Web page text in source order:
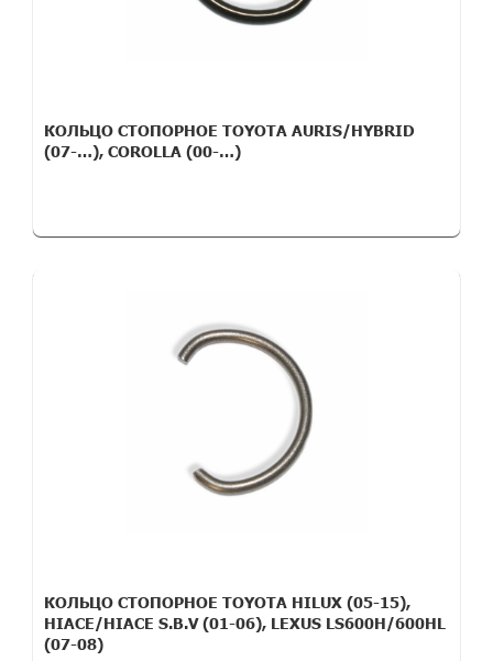
КОЛЬЦО СТОПОРНОЕ TOYOTA AURIS/HYBRID
(07-…), COROLLA (00-…)
КОЛЬЦО СТОПОРНОЕ TOYOTA HILUX (05-15),
HIACE/HIACE S.B.V (01-06), LEXUS LS600H/600HL
(07-08)